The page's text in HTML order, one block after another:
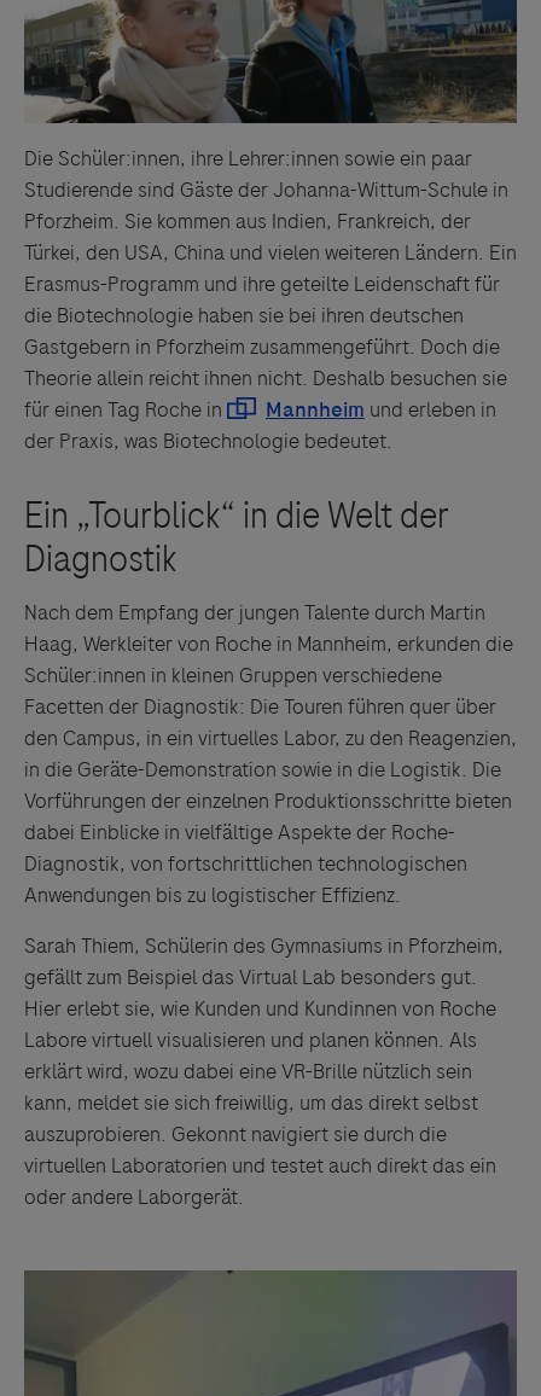
Die Schüler:innen, ihre Lehrer:innen sowie ein paar
Studierende sind Gäste der Johanna-Wittum-Schule in
Pforzheim. Sie kommen aus Indien, Frankreich, der
Türkei, den USA, China und vielen weiteren Ländern. Ein
Erasmus-Programm und ihre geteilte Leidenschaft für
die Biotechnologie haben sie bei ihren deutschen
Gastgebern in Pforzheim zusammengeführt. Doch die
Theorie allein reicht ihnen nicht. Deshalb besuchen sie
für einen Tag Roche in
und erleben in
der Praxis, was Biotechnologie bedeutet.
Nach dem Empfang der jungen Talente durch Martin
Haag, Werkleiter von Roche in Mannheim, erkunden die
Schüler:innen in kleinen Gruppen verschiedene
Facetten der Diagnostik: Die Touren führen quer über
den Campus, in ein virtuelles Labor, zu den Reagenzien,
in die Geräte-Demonstration sowie in die Logistik. Die
Vorführungen der einzelnen Produktionsschritte bieten
dabei Einblicke in vielfältige Aspekte der Roche-
Diagnostik, von fortschrittlichen technologischen
Anwendungen bis zu logistischer Effizienz.
Sarah Thiem, Schülerin des Gymnasiums in Pforzheim,
gefällt zum Beispiel das Virtual Lab besonders gut.
Hier erlebt sie, wie Kunden und Kundinnen von Roche
Labore virtuell visualisieren und planen können. Als
erklärt wird, wozu dabei eine VR-Brille nützlich sein
kann, meldet sie sich freiwillig, um das direkt selbst
auszuprobieren. Gekonnt navigiert sie durch die
virtuellen Laboratorien und testet auch direkt das ein
oder andere Laborgerät.